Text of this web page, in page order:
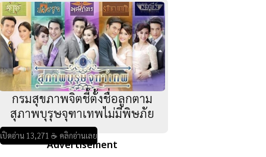
กรมสุขภาพจิตชี้ตั้งชื่อลูกตาม
สุภาพบุรุษจุฑาเทพไม่มีพิษภัย
เปิดอ่าน 13,271 ☕ คลิกอ่านเลย
Advertisement